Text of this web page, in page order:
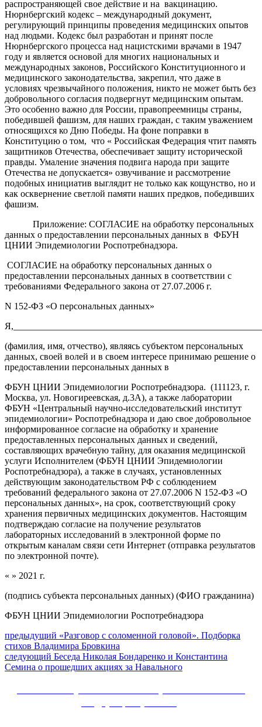
распространяющей свое действие и на вакцинацию.
Нюрнбергский кодекс – международный документ,
регулирующий принципы проведения медицинских опытов
над людьми. Кодекс был разработан и принят после
Нюрнбергского процесса над нацистскими врачами в 1947
году и является основой для многих национальных и
международных законов, Российского Конституционного и
медицинского законодательства, закрепил, что даже в
условиях чрезвычайного положения, никто не может быть без
добровольного согласия подвергнут медицинским опытам.
Это особенно важно для России, правопреемницы страны,
победившей фашизм, для наших граждан, с таким уважением
относящихся ко Дню Победы. На фоне поправки в
Конституцию о том, что « Российская Федерация чтит память
защитников Отечества, обеспечивает защиту исторической
правды. Умаление значения подвига народа при защите
Отечества не допускается» озвучивание и рассмотрение
подобных инициатив выглядит не только как кощунство, но и
как осквернение светлой памяти наших предков, победивших
фашизм.
Приложение: СОГЛАСИЕ на обработку персональных
данных о предоставлении персональных данных в ФБУН
ЦНИИ Эпидемиологии Роспотребнадзора.
СОГЛАСИЕ на обработку персональных данных о
предоставлении персональных данных в соответствии с
требованиями Федерального закона от 27.07.2006 г.
N 152-ФЗ «О персональных данных»
(фамилия, имя, отчество), являясь субъектом персональных
данных, своей волей и в своем интересе принимаю решение о
предоставлении персональных данных в
ФБУН ЦНИИ Эпидемиологии Роспотребнадзора. (111123, г.
Москва, ул. Новогиреевская, д.3А), а также лаборатории
ФБУН «Центральный научно-исследовательский институт
эпидемиологии» Роспотребнадзора и даю свое добровольное
информированное согласие на обработку и хранение
предоставленных персональных данных и сведений,
составляющих врачебную тайну, для оказания медицинской
услуги Исполнителем (ФБУН ЦНИИ Эпидемиологии
Роспотребнадзора), а также в случаях, установленных
действующим законодательством РФ с соблюдением
требований федерального закона от 27.07.2006 N 152-ФЗ «О
персональных данных», на срок, соответствующий сроку
хранения первичных медицинских документов. Настоящим
подтверждаю согласие на получение результатов
лабораторных исследований в электронной форме по
открытым каналам связи сети Интернет (отправка результатов
по электронной почте).
« » 2021 г.
(подпись субъекта персональных данных) (ФИО гражданина)
ФБУН ЦНИИ Эпидемиологии Роспотребнадзора
Навигация
по
записям
предыдущий Предыдущий
пост:
«Разговор с соломенной головой». Подборка
стихов Владимира Бровкина
следующий Следующее
сообщение:
Беседа Николая Бондаренко и Константина
Семина о прошедших акциях за Навального